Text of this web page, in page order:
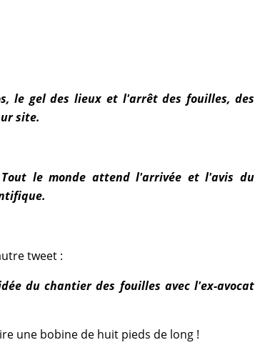
le gel des lieux et l'arrêt des fouilles, des
site.
le monde attend l'arrivée et l'avis du
tweet :
du chantier des fouilles avec l'ex-avocat
une bobine de huit pieds de long !